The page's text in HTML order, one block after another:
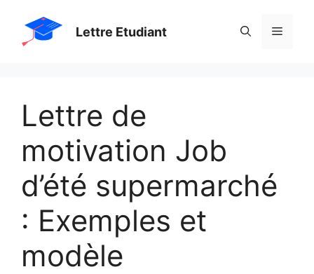
Lettre Etudiant Menu
Lettre de
motivation Job
d’été supermarché
: Exemples et
modèle